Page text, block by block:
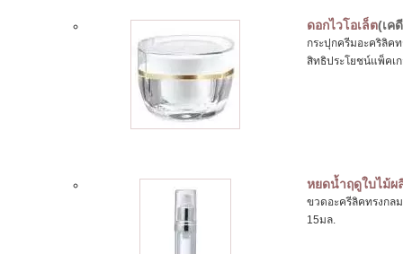
ดอกไวโอเล็ต(เค
กระปุกครีมอะคริลิ
สิทธิประโยชน์แพ็คเ
หยดน้ำฤดูใบไม้ผ
ขวดอะครีลิคทรงก
15มล.